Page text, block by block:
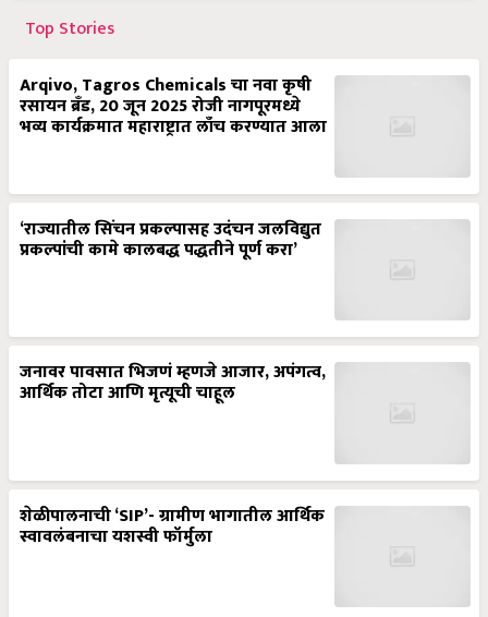
Top Stories
Arqivo, Tagros Chemicals चा नवा कृषी
रसायन ब्रँड, 20 जून 2025 रोजी नागपूरमध्ये
भव्य कार्यक्रमात महाराष्ट्रात लाँच करण्यात आला
‘राज्यातील सिंचन प्रकल्पासह उदंचन जलविद्युत
प्रकल्पांची कामे कालबद्ध पद्धतीने पूर्ण करा’
जनावर पावसात भिजणं म्हणजे आजार, अपंगत्व,
आर्थिक तोटा आणि मृत्यूची चाहूल
शेळीपालनाची ‘SIP’- ग्रामीण भागातील आर्थिक
स्वावलंबनाचा यशस्वी फॉर्मुला